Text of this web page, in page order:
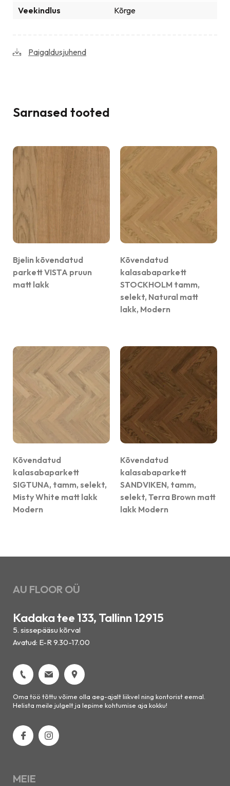
Veekindlus Kõrge
Paigaldusjuhend
Sarnased tooted
Bjelin kõvendatud
parkett VISTA pruun
matt lakk
Kõvendatud
kalasabaparkett
STOCKHOLM tamm,
selekt, Natural matt
lakk, Modern
Kõvendatud
kalasabaparkett
SIGTUNA, tamm, selekt,
Misty White matt lakk
Modern
Kõvendatud
kalasabaparkett
SANDVIKEN, tamm,
selekt, Terra Brown matt
lakk Modern
AU FLOOR OÜ
Kadaka tee 133, Tallinn 12915
5. sissepääsu kõrval
Avatud: E-R 9.30-17.00
Oma töö tõttu võime olla aeg-ajalt liikvel ning kontorist eemal.
Helista meile julgelt ja lepime kohtumise aja kokku!
MEIE